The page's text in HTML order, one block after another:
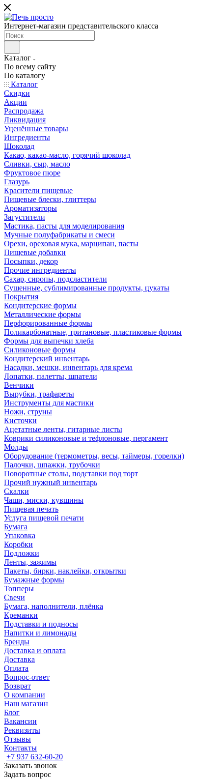
Интернет-магазин представительского класса
Каталог
По всему сайту
По каталогу
Каталог
Скидки
Акции
Распродажа
Ликвидация
Уценённые товары
Ингредиенты
Шоколад
Какао, какао-масло, горячий шоколад
Сливки, сыр, масло
Фруктовое пюре
Глазурь
Красители пищевые
Пищевые блески, глиттеры
Ароматизаторы
Загустители
Мастика, пасты для моделирования
Мучные полуфабрикаты и смеси
Орехи, ореховая мука, марципан, пасты
Пищевые добавки
Посыпки, декор
Прочие ингредиенты
Сахар, сиропы, подсластители
Сушенные, сублимированные продукты, цукаты
Покрытия
Кондитерские формы
Металлические формы
Перфорированные формы
Поликарбонатные, тритановые, пластиковые формы
Формы для выпечки хлеба
Силиконовые формы
Кондитерский инвентарь
Насадки, мешки, инвентарь для крема
Лопатки, палетты, шпатели
Венчики
Вырубки, трафареты
Инструменты для мастики
Ножи, струны
Кисточки
Ацетатные ленты, гитарные листы
Коврики силиконовые и тефлоновые, пергамент
Молды
Оборудование (термометры, весы, таймеры, горелки)
Палочки, шпажки, трубочки
Поворотные столы, подставки под торт
Прочий нужный инвентарь
Скалки
Чаши, миски, кувшины
Пищевая печать
Услуга пищевой печати
Бумага
Упаковка
Коробки
Подложки
Ленты, зажимы
Пакеты, бирки, наклейки, открытки
Бумажные формы
Топперы
Свечи
Бумага, наполнители, плёнка
Креманки
Подставки и подносы
Напитки и лимонады
Бренды
Доставка и оплата
Доставка
Оплата
Вопрос-ответ
Возврат
О компании
Наш магазин
Блог
Вакансии
Реквизиты
Отзывы
Контакты
+7 937 632-60-20
Заказать звонок
Задать вопрос